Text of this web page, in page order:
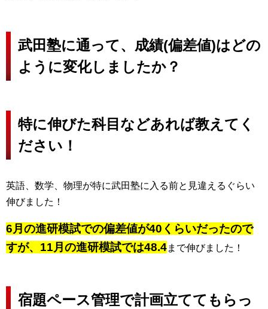
武田塾に通って、成績(偏差値)はどの
ように変化しましたか？
特に伸びた科目などあれば教えてく
ださい！
英語、数学、物理が特に武田塾に入る前と見違えるぐらい
伸びました！
6月の進研模試での偏差値が40くらいだったので
すが、11月の進研模試では48.4まで伸びました！
宿題ペース管理で計画立ててもらっ